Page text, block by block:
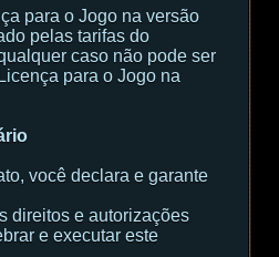
para o Jogo na versão
pelas tarifas do
caso não pode ser
para o Jogo na
você declara e garante
direitos e autorizações
e executar este